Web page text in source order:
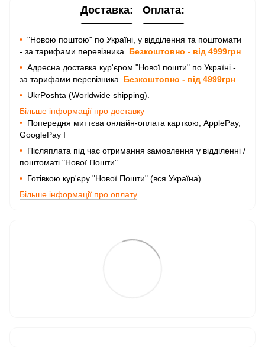
Доставка: Оплата:
• "Новою поштою" по Україні, у відділення та поштомати
- за тарифами перевізника. Безкоштовно - від 4999грн
• Адресна доставка кур'єром "Нової пошти" по Україні -
за тарифами перевізника. Безкоштовно - від 4999грн
• UkrPoshta (Worldwide shipping).
Більше інформації про доставку
• Попередня миттєва онлайн-оплата карткою, ApplePay,
GooglePay I
• Післяплата під час отримання замовлення у відділенні /
поштоматі "Нової Пошти".
• Готівкою кур'єру "Нової Пошти" (вся Україна).
Більше інформації про оплату